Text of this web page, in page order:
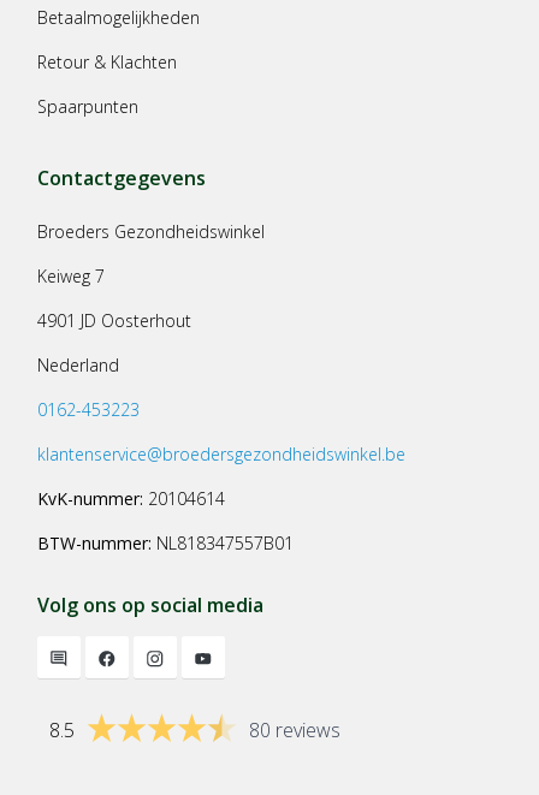
Betaalmogelijkheden
Retour & Klachten
Spaarpunten
Contactgegevens
Broeders Gezondheidswinkel
Keiweg 7
4901 JD Oosterhout
Nederland
0162-453223
klantenservice@broedersgezondheidswinkel.be
KvK-nummer: 20104614
BTW-nummer: NL818347557B01
Volg ons op social media
8.5 80 reviews